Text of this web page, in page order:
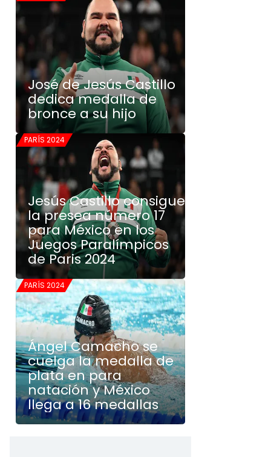
José de Jesús Castillo
dedica medalla de
bronce a su hijo
PARÍS 2024
Jesús Castillo consigue
la presea número 17
para México en los
Juegos Paralímpicos
de Paris 2024
PARÍS 2024
Ángel Camacho se
cuelga la medalla de
plata en para
natación y México
llega a 16 medallas